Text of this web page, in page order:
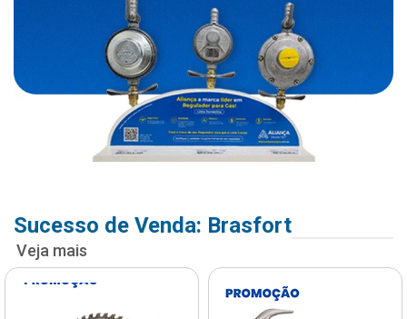
Sucesso de Venda: Brasfort
Veja mais